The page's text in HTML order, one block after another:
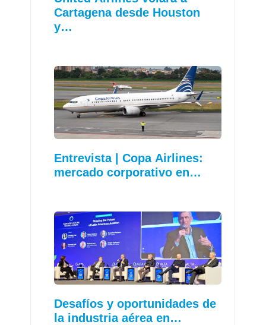
Cartagena desde Houston
y…
Entrevista | Copa Airlines:
mercado corporativo en…
Desafíos y oportunidades de
la industria aérea en…